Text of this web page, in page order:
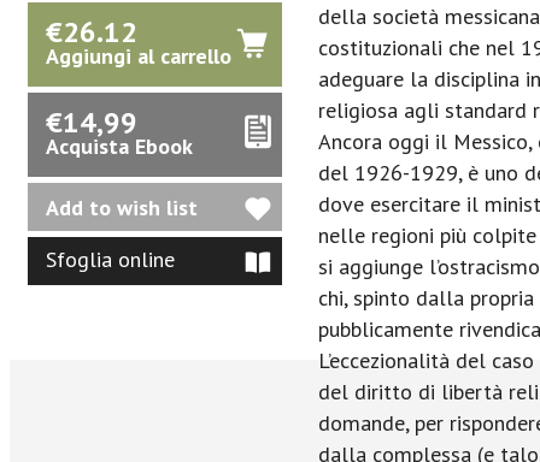
€26.12
Aggiungi al carrello
€14,99
Acquista Ebook
Sfoglia online
della società
costituzionali che nel
adeguare la disciplina
religiosa agli standard
Ancora oggi il
del 1926-1929, è uno
dove esercitare il
nelle regioni più
si aggiunge
chi, spinto dalla
pubblicamente
L’eccezionalità del
del diritto di libertà
domande, per
dalla complessa (e